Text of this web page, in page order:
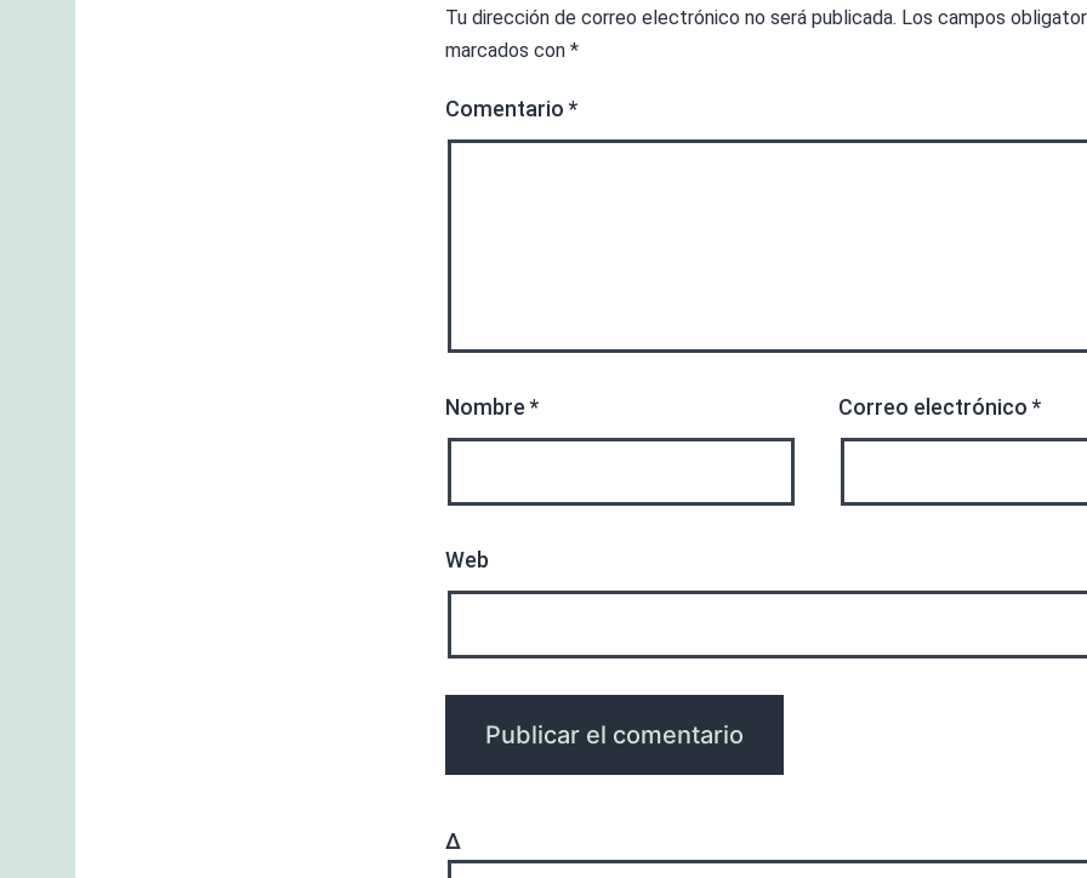
Tu dirección de correo electrónico no será publicada. Los campos
marcados con *
Comentario *
Nombre * Correo electrónico *
Web
Δ